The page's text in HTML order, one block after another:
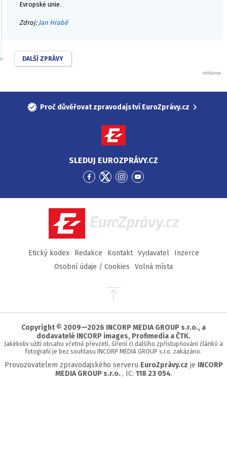
Evropské unie.
Zdroj: Jan Hrabě
DALŠÍ ZPRÁVY
Proč důvěřovat zpravodajství EuroZprávy.cz
SLEDUJ EUROZPRÁVY.CZ
Přejít
Facebook
Přejít
Twitter
Přejít
Instagram
Přejít
YouTube
EuroZprávy.cz
Etický kodex Redakce Kontakt Vydavatel
Inzerce
Osobní údaje / Cookies
Volná místa
Přejít
stránky
Copyright © 2009—2026 INCORP MEDIA GROUP s.r.o., a
dodavatelé INCORP images, Profimedia a ČTK.
Jakékoliv užití obsahu včetně převzetí, šíření či dalšího zpřístupňování článků a
fotografií je bez souhlasu INCORP MEDIA GROUP s.r.o. zakázáno.
Provozovatelem zpravodajského serveru EuroZprávy.cz je INCORP
MEDIA GROUP s.r.o., IC: 118 23 054.